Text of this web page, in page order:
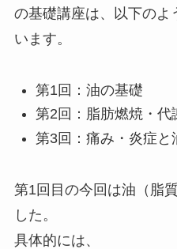
の基礎講座は、以下のよ
います。
第1回：油の基礎
第2回：脂肪燃焼・代
第3回：痛み・炎症と
第1回目の今回は油（脂
した。
具体的には、